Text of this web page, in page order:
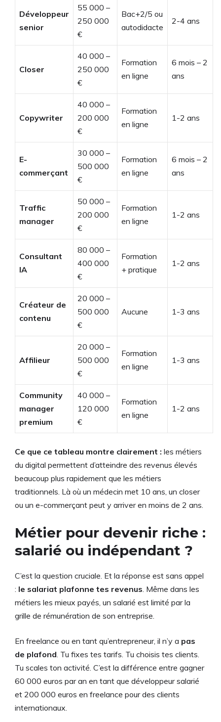
Développeur
senior
55 000 –
250 000
€
Bac+2/5 ou
autodidacte
2-4 ans
Closer
40 000 –
250 000
€
Formation
en ligne
6 mois – 2
ans
Copywriter
40 000 –
200 000
€
Formation
en ligne
1-2 ans
E-
commerçant
30 000 –
500 000
€
Formation
en ligne
6 mois – 2
ans
Traffic
manager
50 000 –
200 000
€
Formation
en ligne
1-2 ans
Consultant
IA
80 000 –
400 000
€
Formation
+ pratique
1-2 ans
Créateur de
contenu
20 000 –
500 000
€
Aucune 1-3 ans
Affilieur
20 000 –
500 000
€
Formation
en ligne
1-3 ans
Community
manager
premium
40 000 –
120 000
€
Formation
en ligne
1-2 ans
Ce que ce tableau montre clairement : les métiers
du digital permettent d’atteindre des revenus élevés
beaucoup plus rapidement que les métiers
traditionnels. Là où un médecin met 10 ans, un closer
ou un e-commerçant peut y arriver en moins de 2 ans.
Métier pour devenir riche :
salarié ou indépendant ?
C’est la question cruciale. Et la réponse est sans appel
: le salariat plafonne tes revenus . Même dans les
métiers les mieux payés, un salarié est limité par la
grille de rémunération de son entreprise.
En freelance ou en tant qu’entrepreneur, il n’y a pas
de plafond . Tu fixes tes tarifs. Tu choisis tes clients.
Tu scales ton activité. C’est la différence entre gagner
60 000 euros par an en tant que développeur salarié
et 200 000 euros en freelance pour des clients
internationaux.